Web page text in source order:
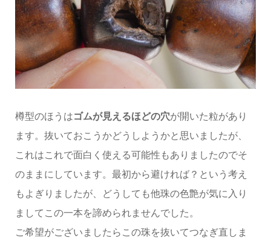
樽型のほうはゴムが見えるほどの穴が開いた粒があり
ます。抜いておこうかどうしようかと思いましたが、
これはこれで面白く使える可能性もありましたのでそ
のままにしています。最初から避ければ？という考え
もよぎりましたが、どうしても他珠の色艶が気に入り
ましてこの一本を諦められませんでした。
ご希望がございましたらこの珠を抜いてつなぎ直しま